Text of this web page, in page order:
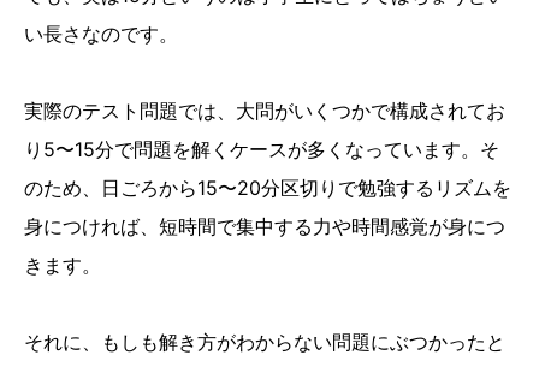
い長さなのです。
実際のテスト問題では、大問がいくつかで構成されてお
り5〜15分で問題を解くケースが多くなっています。そ
のため、日ごろから15〜20分区切りで勉強するリズムを
身につければ、短時間で集中する力や時間感覚が身につ
きます。
それに、もしも解き方がわからない問題にぶつかったと